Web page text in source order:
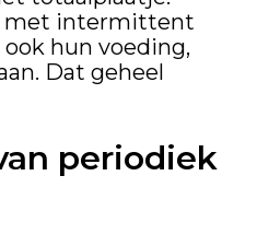
met intermittent
hun voeding,
Dat geheel
periodiek